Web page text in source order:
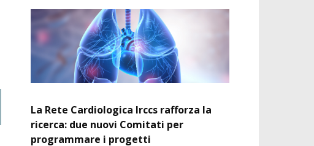
La Rete Cardiologica Irccs rafforza la
ricerca: due nuovi Comitati per
programmare i progetti